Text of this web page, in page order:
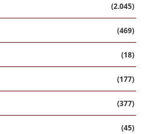
(2.045)
(469)
(18)
(177)
(377)
(45)